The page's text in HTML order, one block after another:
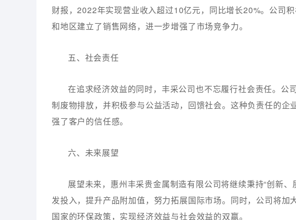
财报，2022年实现营业收入超过10亿元，同比增长20%。公司
和地区建立了销售网络，进一步增强了市场竞争力。
五、社会责任
在追求经济效益的同时，丰采公司也不忘履行社会责任。公
制废物排放，并积极参与公益活动，回馈社会。这种负责任的企
强了客户的信任感。
六、未来展望
展望未来，惠州丰采贵金属制造有限公司将继续秉持“创新
发投入，提升产品附加值，努力拓展国际市场。同时，公司将加
国家的环保政策，实现经济效益与社会效益的双赢。